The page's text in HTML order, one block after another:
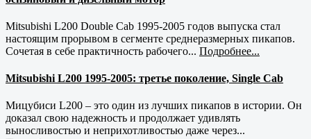
Mitsubishi L200 Double Cab 1995-2005 годов выпуска стал
настоящим прорывом в сегменте среднеразмерных пикапов.
Сочетая в себе практичность рабочего... Подробнее...
Mitsubishi L200 1995-2005: третье поколение, Single Cab
Мицубиси L200 – это один из лучших пикапов в истории. Он
доказал свою надежность и продолжает удивлять
выносливостью и неприхотливостью даже через...